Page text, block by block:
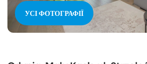
УСІ ФОТОГРАФІЇ